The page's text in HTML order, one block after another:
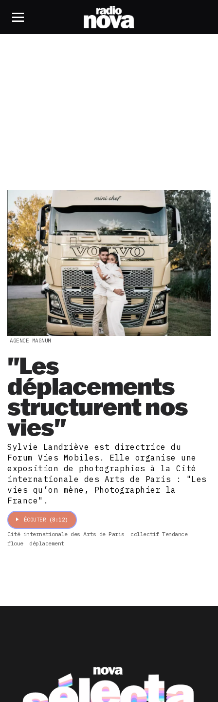
AGENCE MAGNUM
"Les
déplacements
structurent nos
vies"
Sylvie Landriève est directrice du
Forum Vies Mobiles. Elle organise une
exposition de photographies à la Cité
internationale des Arts de Paris : "Les
vies qu’on mène, Photographier la
France".
ÉCOUTER (8:12)
Cité internationale des Arts de Paris
collectif Tendance
floue
déplacement